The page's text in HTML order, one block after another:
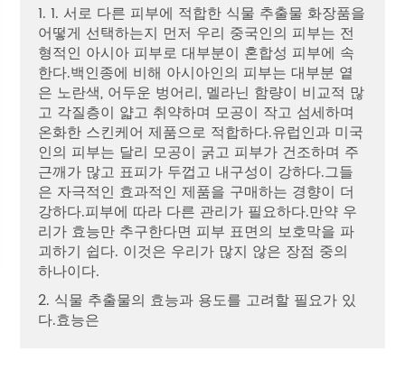
1. 1. 서로 다른 피부에 적합한 식물 추출물 화장품을
어떻게 선택하는지 먼저 우리 중국인의 피부는 전
형적인 아시아 피부로 대부분이 혼합성 피부에 속
한다.백인종에 비해 아시아인의 피부는 대부분 옅
은 노란색, 어두운 벙어리, 멜라닌 함량이 비교적 많
고 각질층이 얇고 취약하며 모공이 작고 섬세하며
온화한 스킨케어 제품으로 적합하다.유럽인과 미국
인의 피부는 달리 모공이 굵고 피부가 건조하며 주
근깨가 많고 표피가 두껍고 내구성이 강하다.그들
은 자극적인 효과적인 제품을 구매하는 경향이 더
강하다.피부에 따라 다른 관리가 필요하다.만약 우
리가 효능만 추구한다면 피부 표면의 보호막을 파
괴하기 쉽다. 이것은 우리가 많지 않은 장점 중의
하나이다.
2. 식물 추출물의 효능과 용도를 고려할 필요가 있
다.효능은